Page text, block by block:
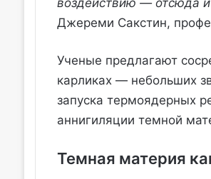
воздействию — отсюда и
Джереми Сакстин,
Ученые предлагают
карликах — небольших
запуска термоядерных
аннигиляции темной
Темная материя